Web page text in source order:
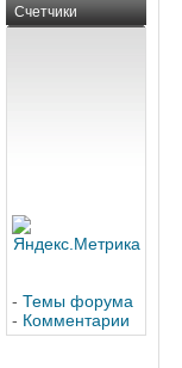
Счетчики
- Темы форума
- Комментарии